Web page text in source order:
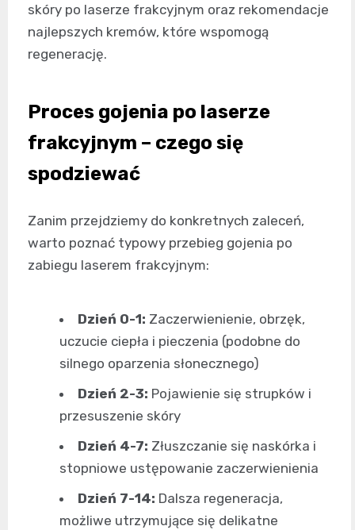
skóry po laserze frakcyjnym oraz rekomendacje
najlepszych kremów, które wspomogą
regenerację.
Proces gojenia po laserze
frakcyjnym – czego się
spodziewać
Zanim przejdziemy do konkretnych zaleceń,
warto poznać typowy przebieg gojenia po
zabiegu laserem frakcyjnym:
Dzień 0-1: Zaczerwienienie, obrzęk,
uczucie ciepła i pieczenia (podobne do
silnego oparzenia słonecznego)
Dzień 2-3: Pojawienie się strupków i
przesuszenie skóry
Dzień 4-7: Złuszczanie się naskórka i
stopniowe ustępowanie zaczerwienienia
Dzień 7-14: Dalsza regeneracja,
możliwe utrzymujące się delikatne